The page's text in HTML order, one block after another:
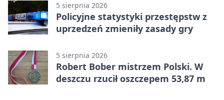
5 sierpnia 2026
Policyjne statystyki przestępstw z
uprzedzeń zmieniły zasady gry
5 sierpnia 2026
Robert Bober mistrzem Polski. W
deszczu rzucił oszczepem 53,87 m